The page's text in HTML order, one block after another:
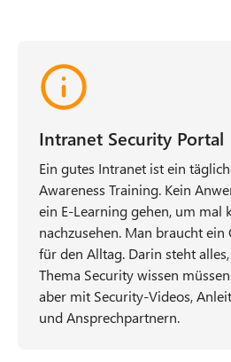
Intranet Security Portal
Ein gutes Intranet ist ein
Awareness Training. Kein
ein E-Learning gehen, um mal
nachzusehen. Man braucht
für den Alltag. Darin steht
Thema Security wissen
aber mit Security-Videos,
und Ansprechpartnern.